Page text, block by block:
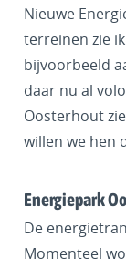
Nieuwe
terreinen zie
bijvoorbeeld
daar nu al
Oosterhout
willen we hen
Energiepark
De
Momenteel